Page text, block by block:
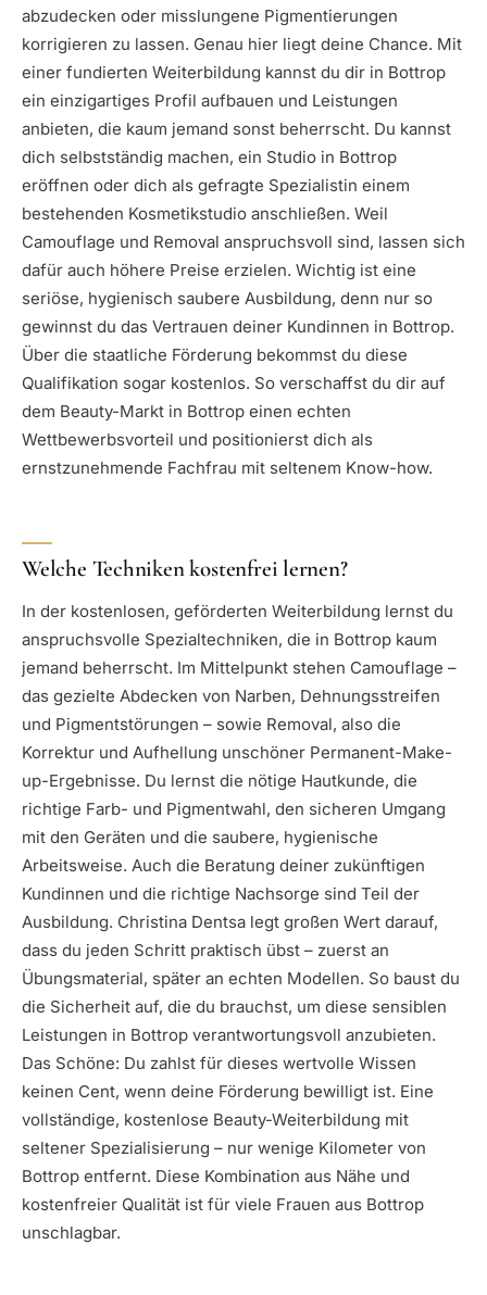
abzudecken oder misslungene Pigmentierungen
korrigieren zu lassen. Genau hier liegt deine Chance. Mit
einer fundierten Weiterbildung kannst du dir in Bottrop
ein einzigartiges Profil aufbauen und Leistungen
anbieten, die kaum jemand sonst beherrscht. Du kannst
dich selbstständig machen, ein Studio in Bottrop
eröffnen oder dich als gefragte Spezialistin einem
bestehenden Kosmetikstudio anschließen. Weil
Camouflage und Removal anspruchsvoll sind, lassen sich
dafür auch höhere Preise erzielen. Wichtig ist eine
seriöse, hygienisch saubere Ausbildung, denn nur so
gewinnst du das Vertrauen deiner Kundinnen in Bottrop.
Über die staatliche Förderung bekommst du diese
Qualifikation sogar kostenlos. So verschaffst du dir auf
dem Beauty-Markt in Bottrop einen echten
Wettbewerbsvorteil und positionierst dich als
ernstzunehmende Fachfrau mit seltenem Know-how.
Welche Techniken kostenfrei lernen?
In der kostenlosen, geförderten Weiterbildung lernst du
anspruchsvolle Spezialtechniken, die in Bottrop kaum
jemand beherrscht. Im Mittelpunkt stehen Camouflage –
das gezielte Abdecken von Narben, Dehnungsstreifen
und Pigmentstörungen – sowie Removal, also die
Korrektur und Aufhellung unschöner Permanent-Make-
up-Ergebnisse. Du lernst die nötige Hautkunde, die
richtige Farb- und Pigmentwahl, den sicheren Umgang
mit den Geräten und die saubere, hygienische
Arbeitsweise. Auch die Beratung deiner zukünftigen
Kundinnen und die richtige Nachsorge sind Teil der
Ausbildung. Christina Dentsa legt großen Wert darauf,
dass du jeden Schritt praktisch übst – zuerst an
Übungsmaterial, später an echten Modellen. So baust du
die Sicherheit auf, die du brauchst, um diese sensiblen
Leistungen in Bottrop verantwortungsvoll anzubieten.
Das Schöne: Du zahlst für dieses wertvolle Wissen
keinen Cent, wenn deine Förderung bewilligt ist. Eine
vollständige, kostenlose Beauty-Weiterbildung mit
seltener Spezialisierung – nur wenige Kilometer von
Bottrop entfernt. Diese Kombination aus Nähe und
kostenfreier Qualität ist für viele Frauen aus Bottrop
unschlagbar.